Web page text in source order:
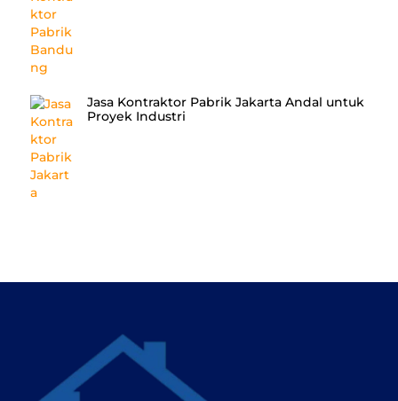
Jasa Kontraktor Pabrik Jakarta Andal untuk
Proyek Industri